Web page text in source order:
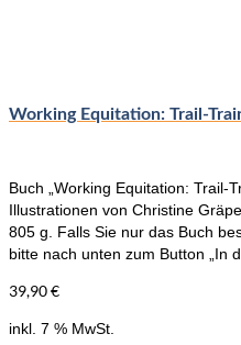
Working Equitation: Trail-
Buch „Working Equitation: Trail-
Illustrationen von Christine
805 g. Falls Sie nur das Buch
bitte nach unten zum Button „In
39,90€
inkl. 7 % MwSt.